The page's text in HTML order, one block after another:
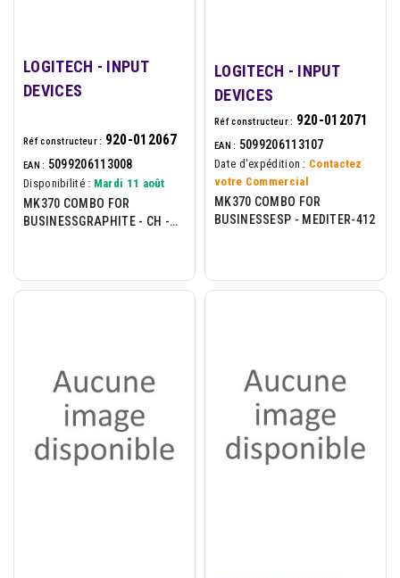
LOGITECH - INPUT
DEVICES
Réf constructeur : 920-012067
EAN : 5099206113008
Disponibilité : Mardi 11 août
MK370 COMBO FOR
BUSINESSGRAPHITE - CH -
LOGITECH - INPUT
DEVICES
Réf constructeur : 920-012071
EAN : 5099206113107
Date d'expédition : Contactez
votre Commercial
MK370 COMBO FOR
BUSINESSESP - MEDITER-412